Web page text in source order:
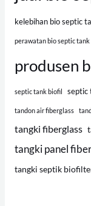
kelebihan bio septic
perawatan bio septic tank
produsen
septic tank biofil septic
tandon air fiberglass
tangki fiberglass
tangki panel
tangki septik